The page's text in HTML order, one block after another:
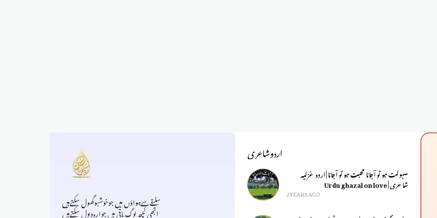
سلیقےسےہواؤں میں جوخوشبوگھول سکتےہیں
ابھی کچھ لوگ باقی ہیں جواردوبول سکتےہیں
اردوشاعری
سہولت ہو تو آجانا محبت ہو تو آجانا | اردو غزلیہ
شاعری | Urdu ghazal on love
2 YEARS AGO